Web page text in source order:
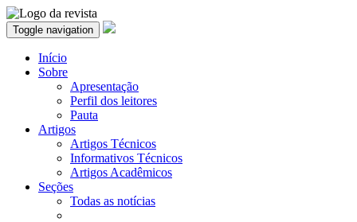
Toggle navigation
Início
Sobre
Apresentação
Perfil dos leitores
Pauta
Artigos
Artigos Técnicos
Informativos Técnicos
Artigos Acadêmicos
Seções
Todas as notícias